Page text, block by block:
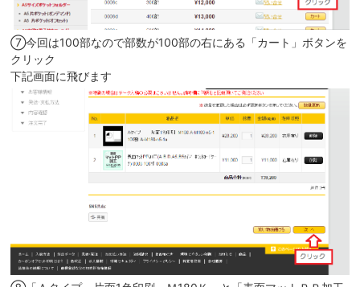
⑦今回は100部なので部数が100部の右にある「カート」ボタンを
クリック
下記画面に飛びます